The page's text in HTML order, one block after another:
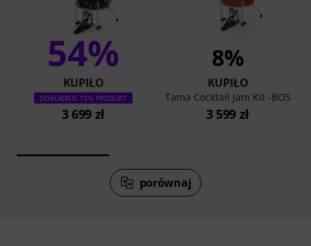
54%
KUPIŁO
DOKŁADNIE TEN PRODUKT
3 699 zł
8%
KUPIŁO
Tama Cocktail Jam Kit -BOS
3 599 zł
porównaj